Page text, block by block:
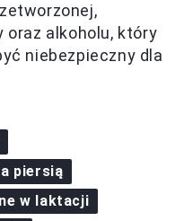
oraz alkoholu, który
niebezpieczny dla
piersią
w laktacji